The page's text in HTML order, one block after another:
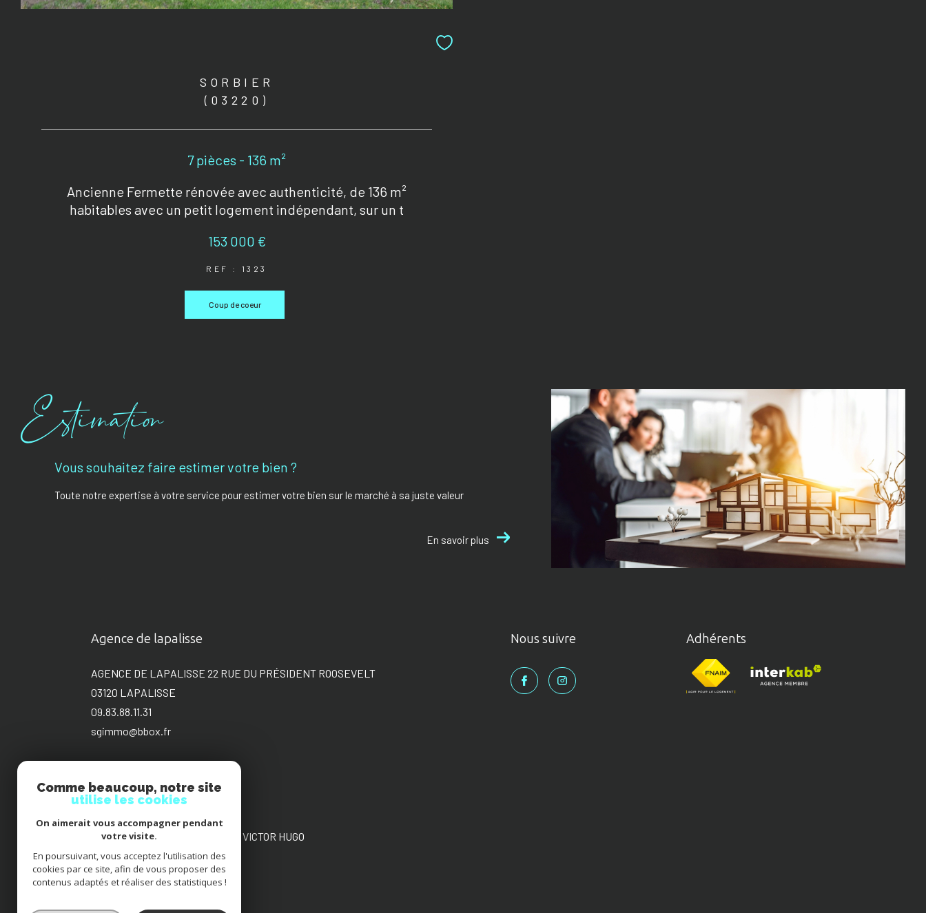
SORBIER
(03220)
7 pièces - 136 m²
Ancienne Fermette rénovée avec authenticité, de 136 m²
habitables avec un petit logement indépendant, sur un t
153 000 €
REF : 1323
Coup de coeur
Estimation
Vous souhaitez faire estimer votre bien ?
Toute notre expertise à votre service pour estimer votre bien sur le marché à sa juste valeur
En savoir plus
Agence de Roanne
AGENCE DE ROANNE 22 PLACE VICTOR HUGO
42300
ROANNE
09.88.36.17.00
Agence de lapalisse
AGENCE DE LAPALISSE 22 RUE DU PRÉSIDENT ROOSEVELT
03120
LAPALISSE
09.83.88.11.31
sgimmo@bbox.fr
Nous suivre Adhérents
Comme beaucoup, notre site
utilise les cookies
On aimerait vous accompagner pendant
votre visite.
En poursuivant, vous acceptez l'utilisation des
cookies par ce site, afin de vous proposer des
contenus adaptés et réaliser des statistiques !